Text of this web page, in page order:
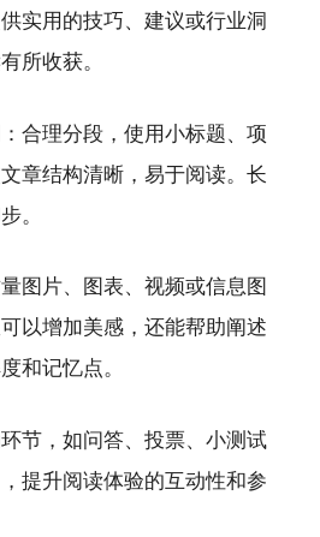
实用的技巧、建议或行业洞
所收获。
合理分段，使用小标题、项
章结构清晰，易于阅读。长
。
图片、图表、视频或信息图
以增加美感，还能帮助阐述
和记忆点。
节，如问答、投票、小测试
提升阅读体验的互动性和参